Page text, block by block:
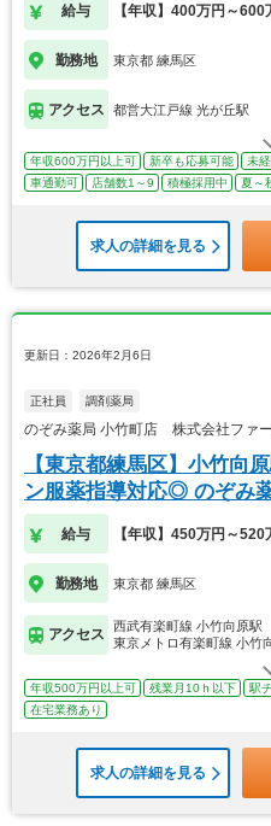
給与 【年収】400万円～600
勤務地 東京都 練馬区
アクセス 都営大江戸線 光が丘駅
年収600万円以上可 新卒も応募可能 未
車通勤可
店舗数1～9 積極採用中 夏～
求人の詳細を見る
更新日：2026年2月6日
正社員 調剤薬局
のぞみ薬局 小竹町店 株式会社ファ
【東京都練馬区】小竹向
ン服薬指導対応◎ のぞみ
集！
給与 【年収】450万円～520
勤務地 東京都 練馬区
アクセス
西武有楽町線 小竹向原駅
東京メトロ有楽町線 小竹
年収500万円以上可 残業月10ｈ以下 駅
在宅業務あり
求人の詳細を見る